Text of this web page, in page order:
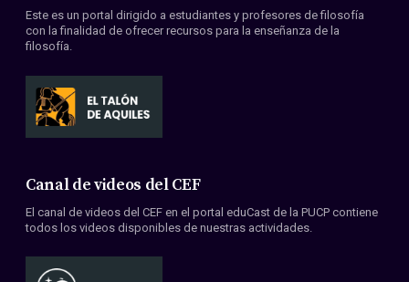
Convenios
Este es un portal dirigido a estudiantes y profesores de filosofía
con la finalidad de ofrecer recursos para la enseñanza de la
filosofía.
Canal de videos del CEF
El canal de videos del CEF en el portal eduCast de la PUCP contiene
todos los videos disponibles de nuestras actividades.